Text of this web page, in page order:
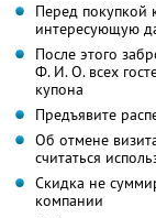
Перед покупкой
интересующую
После этого
Ф. И. О.всех
купона
Предъявите
Об отмене
считаться
Скидка не
компании